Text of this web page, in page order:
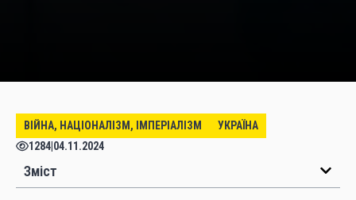
ВІЙНА, НАЦІОНАЛІЗМ, ІМПЕРІАЛІЗМ
УКРАЇНА
1284 04.11.2024
Зміст